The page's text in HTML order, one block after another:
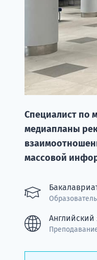
Специалист по
медиапланы
массовой
Английский